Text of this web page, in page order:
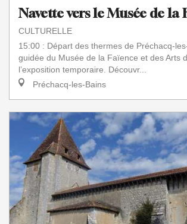
Navette vers le Musée de la
CULTURELLE
15:00 : Départ des thermes de Préchacq-
guidée du Musée de la Faïence et des Arts
l’exposition temporaire. Découvr...
Préchacq-les-Bains